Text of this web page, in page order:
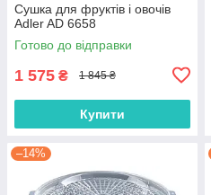
Сушка для фруктів і овочів
Adler AD 6658
Готово до відправки
1 575 ₴ 1 845 ₴
Купити
–14%